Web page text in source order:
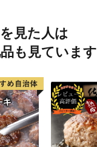
見た人は
も見ています